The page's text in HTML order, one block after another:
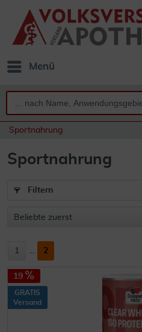
Menü
Sportnahrung
Sportnahrung
Filtern
1 ... 2
19
GRATIS
Versand